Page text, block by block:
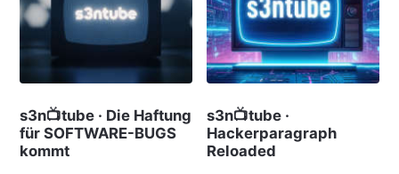
s3n📺tube · Die Haftung
für SOFTWARE-BUGS
kommt
s3n📺tube ·
Hackerparagraph
Reloaded